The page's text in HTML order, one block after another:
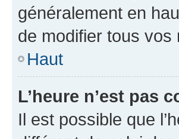
généralement en
de modifier tous
Haut
L’heure n’est pas
Il est possible que